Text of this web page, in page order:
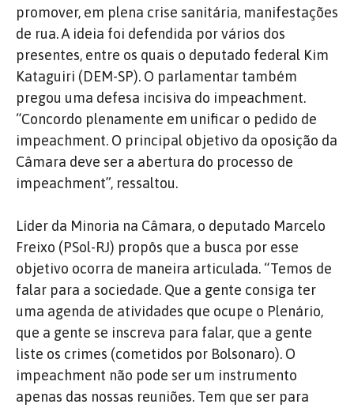
promover, em plena crise sanitária, manifestações
de rua. A ideia foi defendida por vários dos
presentes, entre os quais o deputado federal Kim
Kataguiri (DEM-SP). O parlamentar também
pregou uma defesa incisiva do impeachment.
“Concordo plenamente em unificar o pedido de
impeachment. O principal objetivo da oposição da
Câmara deve ser a abertura do processo de
impeachment”, ressaltou.
Líder da Minoria na Câmara, o deputado Marcelo
Freixo (PSol-RJ) propôs que a busca por esse
objetivo ocorra de maneira articulada. “Temos de
falar para a sociedade. Que a gente consiga ter
uma agenda de atividades que ocupe o Plenário,
que a gente se inscreva para falar, que a gente
liste os crimes (cometidos por Bolsonaro). O
impeachment não pode ser um instrumento
apenas das nossas reuniões. Tem que ser para